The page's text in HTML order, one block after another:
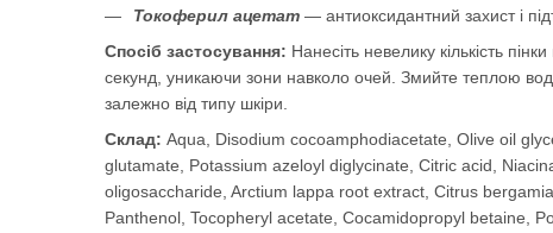
Токоферил ацетат — антиоксидантний захист і
Спосіб застосування: Нанесіть невелику кількість
секунд, уникаючи зони навколо очей. Змийте теплою
залежно від типу шкіри.
Склад: Aqua, Disodium cocoamphodiacetate, Olive oil
glutamate, Potassium azeloyl diglycinate, Citric acid,
oligosaccharide, Arctium lappa root extract, Citrus
Panthenol, Tocopheryl acetate, Cocamidopropyl betaine,